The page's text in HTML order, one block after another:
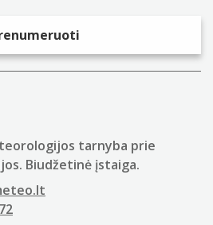
tarnyba prie
Biudžetinė įstaiga.